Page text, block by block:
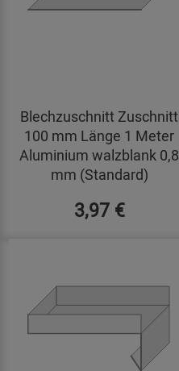
Blechzuschnitt Zuschnitt
100 mm Länge 1 Meter
Aluminium walzblank 0,8
mm (Standard)
3,97 €